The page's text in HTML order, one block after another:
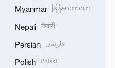
Myanmar မြန်မာဘာသာ
Nepali नेपाली
Persian فارسی
Polish Polski